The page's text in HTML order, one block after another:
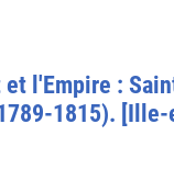
l'Empire :
1815).